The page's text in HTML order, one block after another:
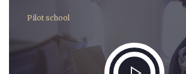
Pilot school